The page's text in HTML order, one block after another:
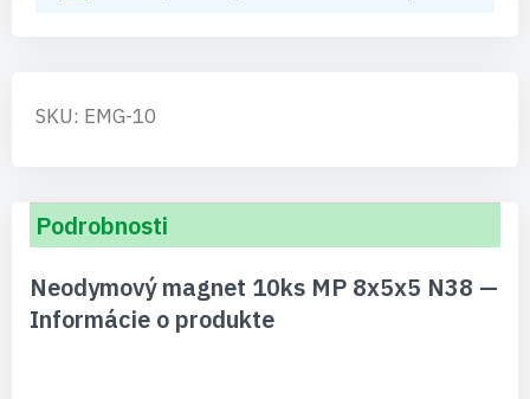
SKU: EMG-10
Podrobnosti
Neodymový magnet 10ks MP 8x5x5 N38 —
Informácie o produkte